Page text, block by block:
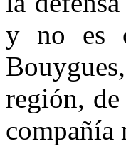
y no es
región,
compañía